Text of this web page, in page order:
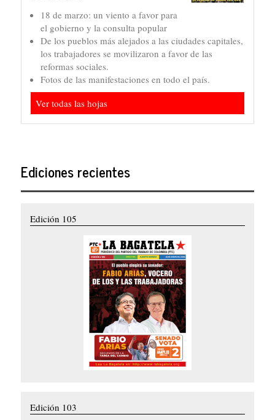
18 de marzo: un viento a favor para
el gobierno y la consulta popular
De los pueblos más alejados a las ciudades capitales,
los trabajadores se movilizaron a favor de las
reformas sociales.
Fotos de las manifestaciones en todo el país.
Ver todas las hojas
Ediciones recientes
Edición 105
Edición 103